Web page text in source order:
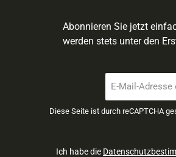
Abonnieren Sie jetzt
werden stets unter den
Mail-
Diese Seite ist durch reCAPTCHA
Ich habe die